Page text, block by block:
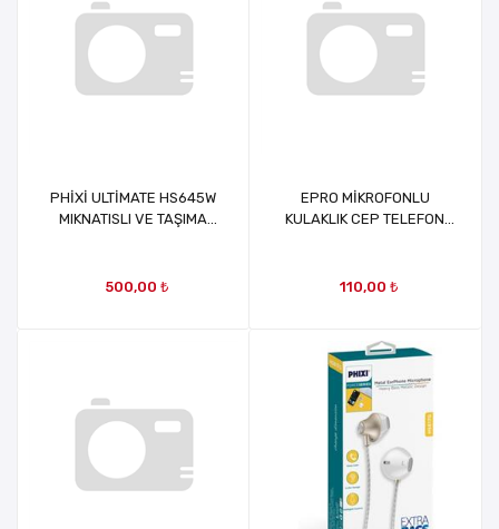
PHİXİ ULTİMATE HS645W
MIKNATISLI VE TAŞIMA
500,00 ₺
EPRO MİKROFONLU
KULAKLIK CEP TELEFON
110,00 ₺